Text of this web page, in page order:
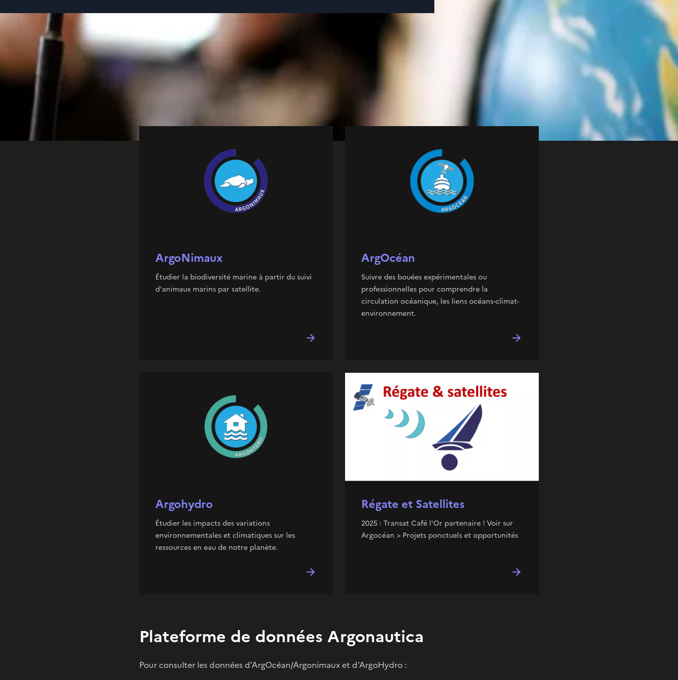
Argonautica est un projet éducatif utilisant des données satellites de localisation Argos,
océanographiques et hydrologiques. Il permet d’étudier les océans et les animaux marins, le cycle de
l’eau, l’environnement et le climat grâce à des données in situ et des données satellites, en partenariat
avec des scientifiques et des professionnels de la mer.
ArgoNimaux
Étudier la biodiversité marine à partir du suivi
d'animaux marins par satellite.
ArgOcéan
Suivre des bouées expérimentales ou
professionnelles pour comprendre la
circulation océanique, les liens océans-climat-
environnement.
Argohydro
Étudier les impacts des variations
environnementales et climatiques sur les
ressources en eau de notre planète.
Régate et Satellites
2025 : Transat Café l'Or partenaire ! Voir sur
Argocéan > Projets ponctuels et opportunités
Plateforme de données Argonautica
Pour consulter les données d'ArgOcéan/Argonimaux et d'ArgoHydro :